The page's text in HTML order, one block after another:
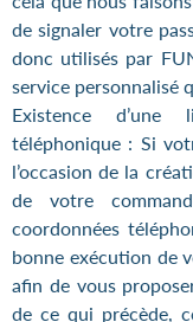
de signaler votre
donc utilisés par
service personnalisé
Existence d’une
téléphonique : Si
l’occasion de la
de votre
coordonnées
bonne exécution de
afin de vous
de ce qui précède,